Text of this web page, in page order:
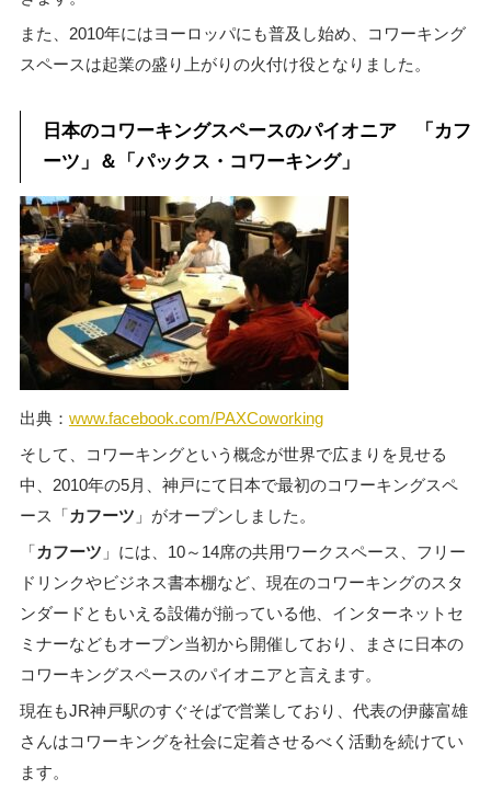
また、2010年にはヨーロッパにも普及し始め、コワーキング
スペースは起業の盛り上がりの火付け役となりました。
日本のコワーキングスペースのパイオニア 「カフ
ーツ」＆「パックス・コワーキング」
出典： www.facebook.com/PAXCoworking
そして、コワーキングという概念が世界で広まりを見せる
中、2010年の5月、神戸にて日本で最初のコワーキングスペ
ース「カフーツ 」がオープンしました。
「カフーツ 」には、10～14席の共用ワークスペース、フリー
ドリンクやビジネス書本棚など、現在のコワーキングのスタ
ンダードともいえる設備が揃っている他、インターネットセ
ミナーなどもオープン当初から開催しており、まさに日本の
コワーキングスペースのパイオニアと言えます。
現在もJR神戸駅のすぐそばで営業しており、代表の伊藤富雄
さんはコワーキングを社会に定着させるべく活動を続けてい
ます。